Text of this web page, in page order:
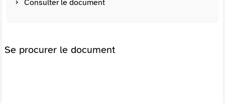
Consulter le document
Se procurer le document